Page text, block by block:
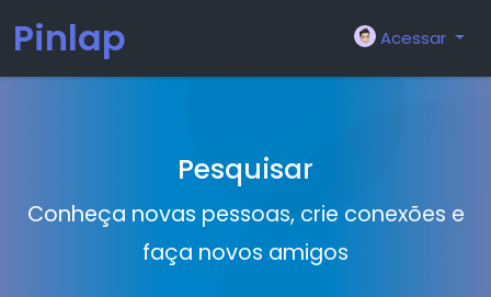
Pinlap Acessar
Pesquisar
Conheça novas pessoas, crie conexões e
faça novos amigos